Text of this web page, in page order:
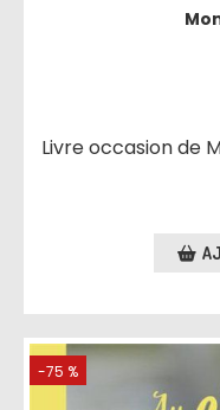
Livre occasion de
-75 %